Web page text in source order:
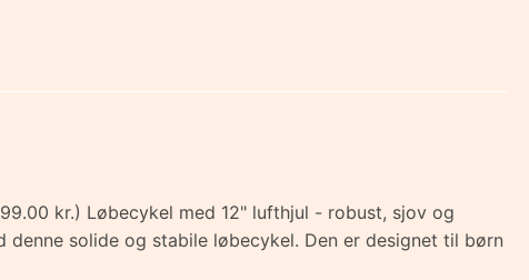
kr.) Løbecykel med 12" lufthjul - robust, sjov og
solide og stabile løbecykel. Den er designet til børn